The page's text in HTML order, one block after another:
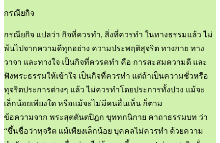
กรณียกิจ
กรณียกิจ แปลว่า กิจที่ควรทำ, สิ่งที่ควรทำ ในทางธรรมแล้ว ไม่
พ้นไปจากความดีทุกอย่าง ความประพฤติสุจริต ทางกาย ทาง
วาจา และทางใจ เป็นกิจที่ควรคทำ คือ การสะสมความดี และ
ฟังพระธรรมให้เข้าใจ เป็นกิจที่ควรทำ แต่ถ้าเป็นความชั่วหรือ
ทุจริตประการต่างๆ แล้ว ไม่ควรทำโดยประการทั้งปวง แม้จะ
เล็กน้อยเพียงใด หรือแม้จะไม่มีคนอื่นเห็น ก็ตาม
ข้อความจาก พระสุตตันตปิฎก ขุททกนิกาย คาถาธรรมบท ว่า
“ขึ้นชื่อว่าทุจริต แม้เพียงเล็กน้อย บุคคลไม่ควรทำ ด้วยความ